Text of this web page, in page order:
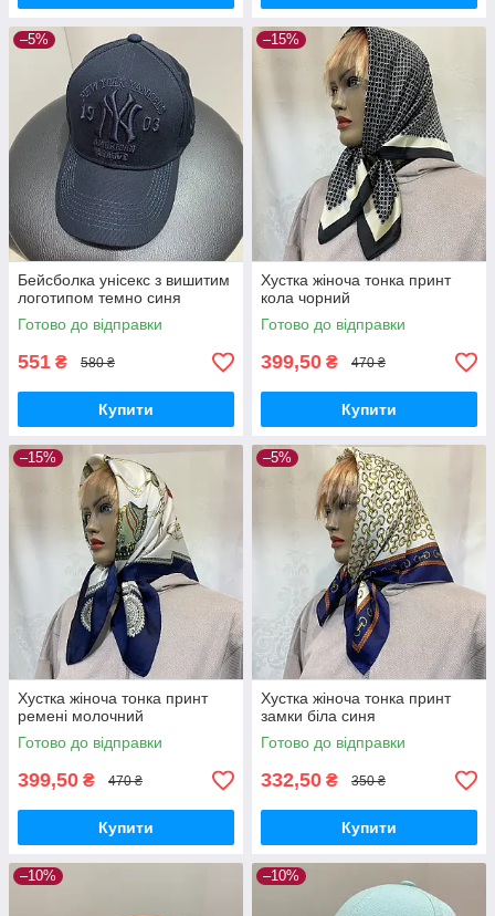
–5%
Бейсболка унісекс з вишитим
логотипом темно синя
Готово до відправки
551 ₴ 580 ₴
Купити
–15%
Хустка жіноча тонка принт
кола чорний
Готово до відправки
399,50 ₴ 470 ₴
Купити
–15%
Хустка жіноча тонка принт
ремені молочний
Готово до відправки
399,50 ₴ 470 ₴
Купити
–5%
Хустка жіноча тонка принт
замки біла синя
Готово до відправки
332,50 ₴ 350 ₴
Купити
–10% –10%